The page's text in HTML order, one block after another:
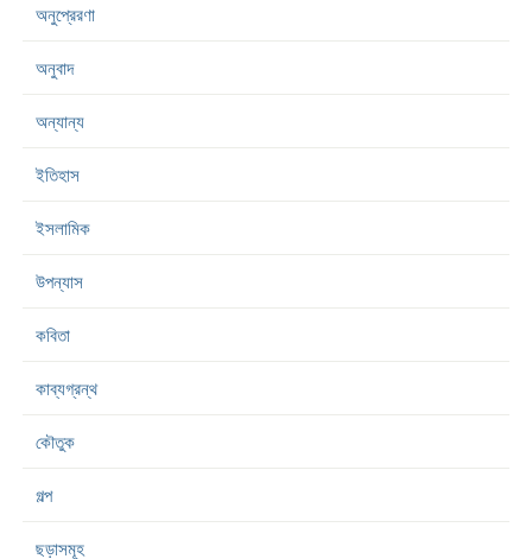
অনুপ্রেরণা
অনুবাদ
অন্যান্য
ইতিহাস
ইসলামিক
উপন্যাস
কবিতা
কাব্যগ্রন্থ
কৌতুক
গল্প
ছড়াসমূহ